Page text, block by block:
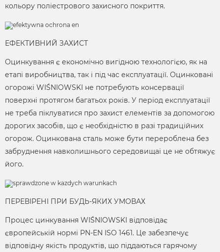
кольору поліестрового захисного покриття.
ЕФЕКТИВНИЙ ЗАХИСТ
Оцинкування є економічно вигідною технологією, як на
етапі виробництва, так і під час експлуатації. Оцинковані
огорожі WIŚNIOWSKI не потребують консервації
поверхні протягом багатьох років. У період експлуатації
не треба піклуватися про захист елементів за допомогою
дорогих засобів, що є необхідністю в разі традиційних
огорож. Оцинкована сталь може бути перероблена без
забруднення навколишнього середовищаі це не обтяжує
його.
ПЕРЕВІРЕНІ ПРИ БУДЬ-ЯКИХ УМОВАХ
Процес цинкування WIŚNIOWSKI відповідає
європейській нормі PN-EN ISO 1461. Це забезпечує
відповідну якість продуктів, що піддаються гарячому